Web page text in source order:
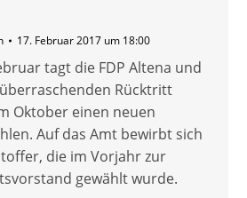
17. Februar 2017 um 18:00
tagt die FDP Altena und
Rücktritt
Oktober einen neuen
Auf das Amt bewirbt sich
die im Vorjahr zur
gewählt wurde.